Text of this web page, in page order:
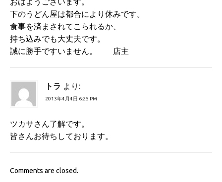
下のうどん屋は都合により休みです。
食事を済まされてこられるか、
持ち込みでも大丈夫です。
誠に勝手ですいません。 店主
トラ より:
2013年4月4日 6:25 PM
ツカサさん了解です。
皆さんお待ちしております。
Comments are closed.